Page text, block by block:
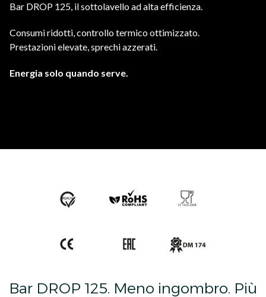
Bar DROP 125, il sottolavello ad alta efficienza.
Consumi ridotti, controllo termico ottimizzato.
Prestazioni elevate, sprechi azzerati.
Energia solo quando serve.
Bar DROP 125. Meno ingombro. Più